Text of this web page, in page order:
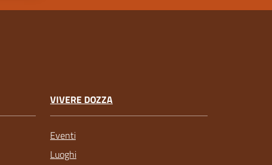
VIVERE DOZZA
Eventi
Luoghi